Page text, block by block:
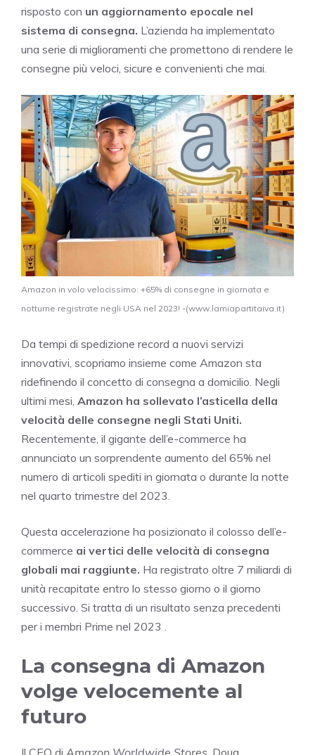
risposto con un aggiornamento epocale nel
sistema di consegna. L’azienda ha implementato
una serie di miglioramenti che promettono di rendere le
consegne più veloci, sicure e convenienti che mai.
Amazon in volo velocissimo: +65% di consegne in giornata e
notturne registrate negli USA nel 2023! -(www.lamiapartitaiva.it)
Da tempi di spedizione record a nuovi servizi
innovativi, scopriamo insieme come Amazon sta
ridefinendo il concetto di consegna a domicilio. Negli
ultimi mesi, Amazon ha sollevato l’asticella della
velocità delle consegne negli Stati Uniti.
Recentemente, il gigante dell’e-commerce ha
annunciato un sorprendente aumento del 65% nel
numero di articoli spediti in giornata o durante la notte
nel quarto trimestre del 2023.
Questa accelerazione ha posizionato il colosso dell’e-
commerce ai vertici delle velocità di consegna
globali mai raggiunte. Ha registrato oltre 7 miliardi di
unità recapitate entro lo stesso giorno o il giorno
successivo. Si tratta di un risultato senza precedenti
per i membri Prime nel 2023 .
La consegna di Amazon
volge velocemente al
futuro